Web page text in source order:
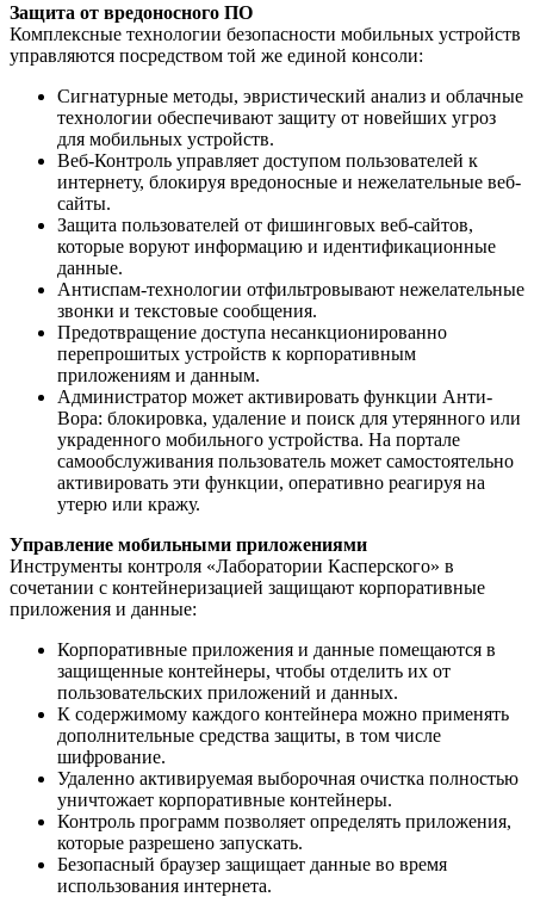
Защита от вредоносного ПО
Комплексные технологии безопасности мобильных устройств
управляются посредством той же единой консоли:
Сигнатурные методы, эвристический анализ и облачные
технологии обеспечивают защиту от новейших угроз
для мобильных устройств.
Веб-Контроль управляет доступом пользователей к
интернету, блокируя вредоносные и нежелательные веб-
сайты.
Защита пользователей от фишинговых веб-сайтов,
которые воруют информацию и идентификационные
данные.
Антиспам-технологии отфильтровывают нежелательные
звонки и текстовые сообщения.
Предотвращение доступа несанкционированно
перепрошитых устройств к корпоративным
приложениям и данным.
Администратор может активировать функции Анти-
Вора: блокировка, удаление и поиск для утерянного или
украденного мобильного устройства. На портале
самообслуживания пользователь может самостоятельно
активировать эти функции, оперативно реагируя на
утерю или кражу.
Управление мобильными приложениями
Инструменты контроля «Лаборатории Касперского» в
сочетании с контейнеризацией защищают корпоративные
приложения и данные:
Корпоративные приложения и данные помещаются в
защищенные контейнеры, чтобы отделить их от
пользовательских приложений и данных.
К содержимому каждого контейнера можно применять
дополнительные средства защиты, в том числе
шифрование.
Удаленно активируемая выборочная очистка полностью
уничтожает корпоративные контейнеры.
Контроль программ позволяет определять приложения,
которые разрешено запускать.
Безопасный браузер защищает данные во время
использования интернета.